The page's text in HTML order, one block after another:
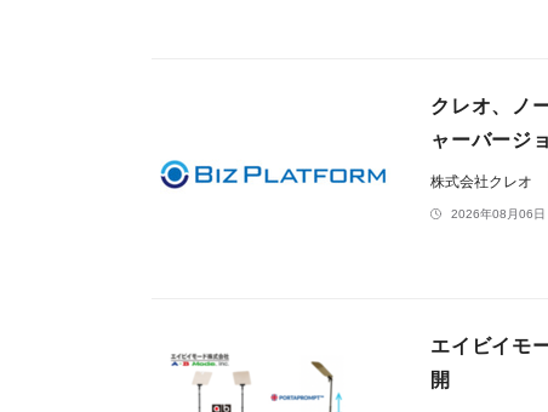
クレオ、ノ
ャーバージ
株式会社クレオ
2026年08月06日
エイビイモ
開